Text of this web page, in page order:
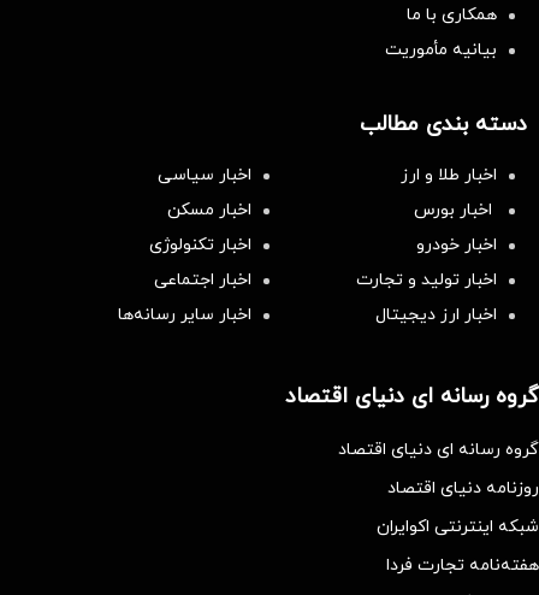
همکاری با ما
بیانیه مأموریت
دسته بندی مطالب
اخبار طلا و ارز
اخبار سیاسی
اخبار بورس
اخبار مسکن
اخبار خودرو
اخبار تکنولوژی
اخبار تولید و تجارت
اخبار اجتماعی
اخبار ارز دیجیتال
اخبار سایر رسانه‌‌ها
گروه رسانه ای دنیای اقتصاد
گروه رسانه ای دنیای اقتصاد
روزنامه دنیای اقتصاد
شبکه اینترنتی اکوایران
هفته‌نامه تجارت فردا